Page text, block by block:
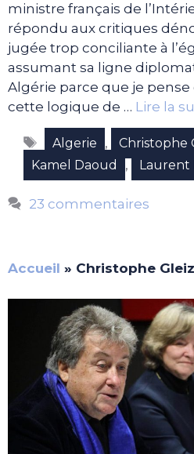
ministre français de
répondu aux critiques
jugée trop conciliante à
assumant sa ligne
Algérie parce que je pense
cette logique de … Lire la
Étiquettes
Algerie , Christophe
Kamel Daoud , Laurent
23 commentaires
Accueil » Christophe